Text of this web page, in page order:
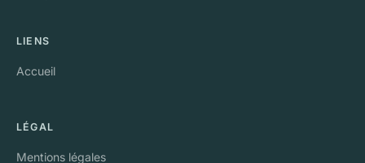
LIENS
Accueil
LÉGAL
Mentions légales